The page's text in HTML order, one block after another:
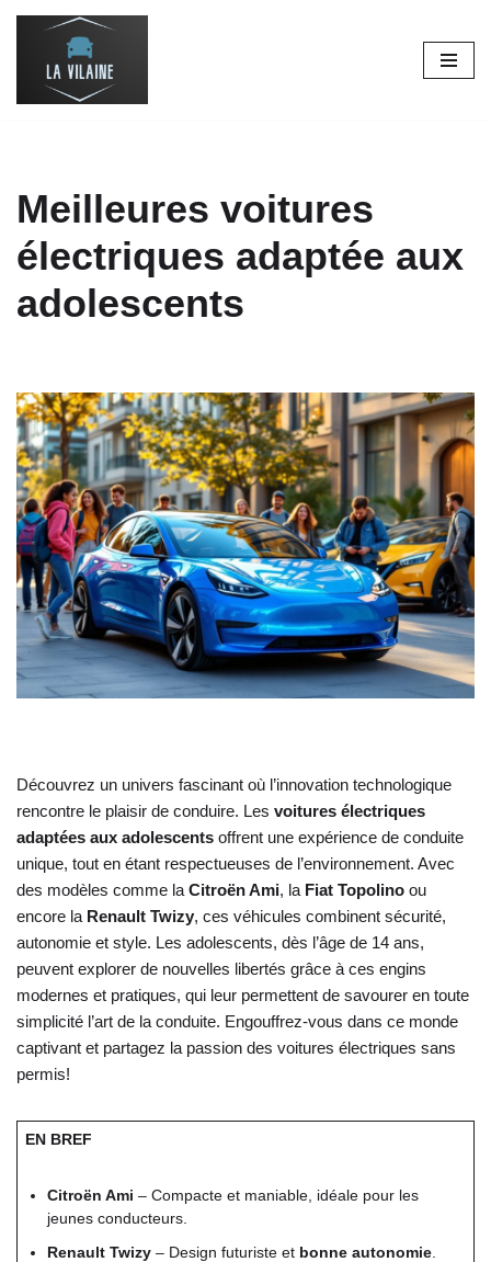
Meilleures voitures
électriques adaptée aux
adolescents
Découvrez un univers fascinant où l’innovation technologique
rencontre le plaisir de conduire. Les voitures électriques
adaptées aux adolescents offrent une expérience de conduite
unique, tout en étant respectueuses de l’environnement. Avec
des modèles comme la Citroën Ami, la Fiat Topolino ou
encore la Renault Twizy, ces véhicules combinent sécurité,
autonomie et style. Les adolescents, dès l’âge de 14 ans,
peuvent explorer de nouvelles libertés grâce à ces engins
modernes et pratiques, qui leur permettent de savourer en toute
simplicité l’art de la conduite. Engouffrez-vous dans ce monde
captivant et partagez la passion des voitures électriques sans
permis!
EN BREF
Citroën Ami – Compacte et maniable, idéale pour les
jeunes conducteurs.
Renault Twizy– Design futuriste et bonne autonomie.